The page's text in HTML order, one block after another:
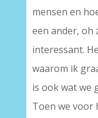
mensen en
een ander, oh
interessant.
waarom ik
is ook wat we
Toen we voor